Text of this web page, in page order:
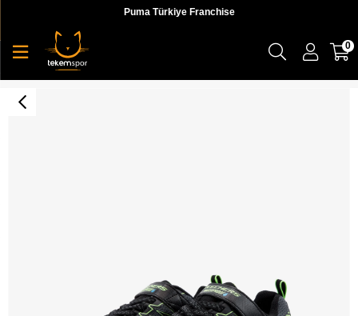
Puma Türkiye Franchise
0